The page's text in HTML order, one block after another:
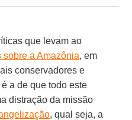
que levam ao
a Amazônia, em
conservadores e
a de que todo este
distração da missão
, qual seja, a